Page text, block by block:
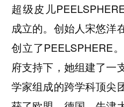
超级皮儿
成立的。创始人宋悠洋
创立了PEELSPHERE
府支持下，她组建了一
学家组成的跨学科顶尖